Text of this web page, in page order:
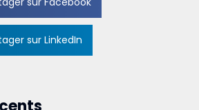
sur LinkedIn